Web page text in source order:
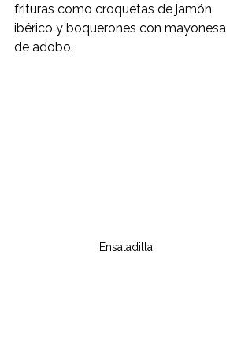
frituras como croquetas de jamón
ibérico y boquerones con mayonesa
de adobo.
Ensaladilla